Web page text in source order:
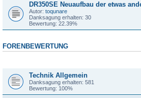
DR350SE Neuaufbau der etwas
Autor: toqunare
Danksagung erhalten: 30
Bewertung: 22.39%
FORENBEWERTUNG
Technik Allgemein
Danksagung erhalten: 581
Bewertung: 100%